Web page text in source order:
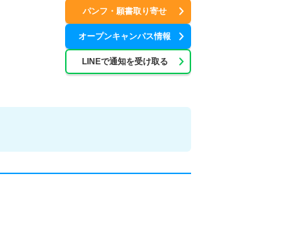
パンフ・願書取り寄せ
オープンキャンパス情報
LINEで通知を受け取る